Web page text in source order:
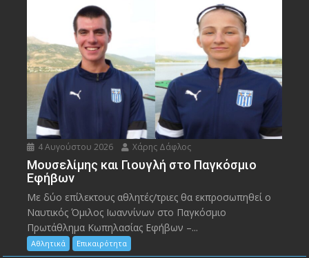
4 Αυγούστου 2026 Χάρης Δάφλος
Μουσελίμης και Γιουγλή στο Παγκόσμιο
Εφήβων
Mε δύο επίλεκτους αθλητές/τριες θα εκπροσωπηθεί ο
Ναυτικός Όμιλος Ιωαννίνων στο Παγκόσμιο
Πρωτάθλημα Κωπηλασίας Εφήβων –...
Αθλητικά Επικαιρότητα